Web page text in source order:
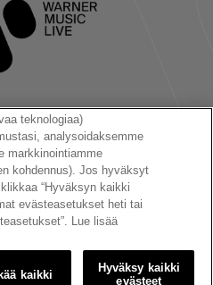
meitä:
| Evästeet Evästeasetukset
teknologiaa)
analysoidaksemme
markkinointiamme
kohdennus). Jos hyväksyt
“Hyväksyn kaikki
evästeasetukset heti tai
Lue lisää
kaikki
Hyväksy kaikki
evästeet